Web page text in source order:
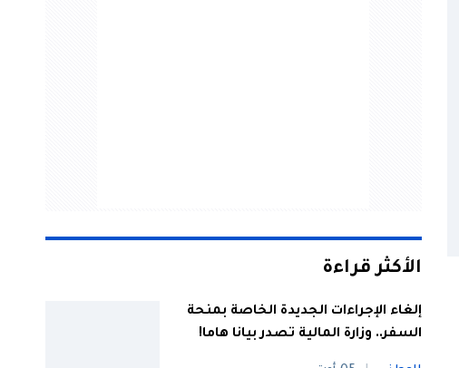
الأكثر قراءة
إلغاء الإجراءات الجديدة الخاصة بمنحة
السفر.. وزارة المالية تصدر بيانا هاما!